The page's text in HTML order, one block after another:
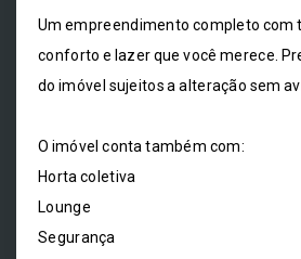
Um empreendimento completo com
conforto e lazer que você merece.
do imóvel sujeitos a alteração sem
O imóvel conta também com:
Horta coletiva
Lounge
Segurança